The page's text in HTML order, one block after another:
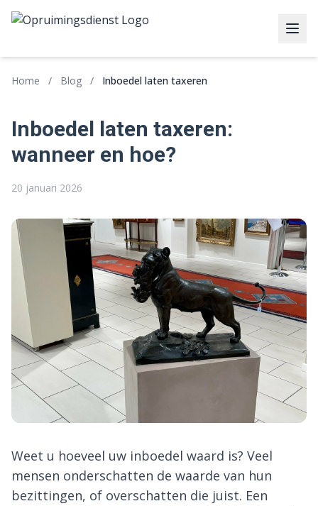
Home / Blog / Inboedel laten taxeren
Inboedel laten taxeren:
wanneer en hoe?
20 januari 2026
Weet u hoeveel uw inboedel waard is? Veel
mensen onderschatten de waarde van hun
bezittingen, of overschatten die juist. Een